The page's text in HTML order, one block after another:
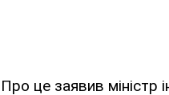
Про це заявив